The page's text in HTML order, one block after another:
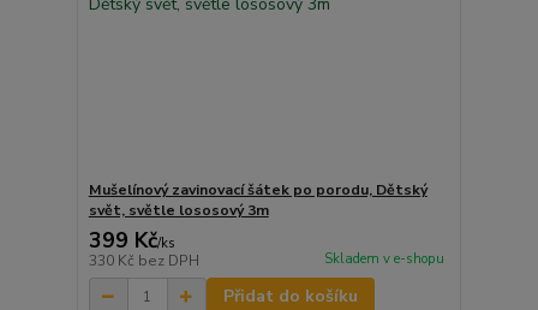
Mušelínový zavinovací šátek po porodu, Dětský
svět, světle lososový 3m
399 Kč/ks
330 Kč bez DPH Skladem v e-shopu
Přidat do košíku